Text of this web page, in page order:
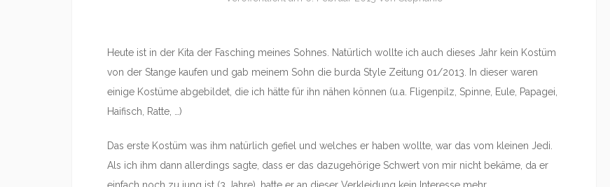
Heute ist in der Kita der Fasching meines Sohnes. Natürlich wollte ich auch dieses Jahr kein Kostüm
von der Stange kaufen und gab meinem Sohn die burda Style Zeitung 01/2013. In dieser waren
einige Kostüme abgebildet, die ich hätte für ihn nähen können (u.a. Fligenpilz, Spinne, Eule, Papagei,
Haifisch, Ratte, …)
Das erste Kostüm was ihm natürlich gefiel und welches er haben wollte, war das vom kleinen Jedi.
Als ich ihm dann allerdings sagte, dass er das dazugehörige Schwert von mir nicht bekäme, da er